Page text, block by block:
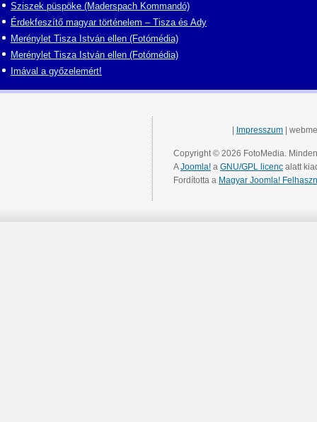
Sziszek püspöke (Maderspach Kommandó)
Érdekfeszítő magyar történelem – Tisza és Ady
Merénylet Tisza István ellen (Fotómédia)
Merénylet Tisza István ellen (Fotómédia)
Imával a győzelemért!
Impresszum |
Copyright © 2026 FotoMedia.
AJoomla! a GNU/GPL licenc alatt
Fordította a Magyar Joomla!